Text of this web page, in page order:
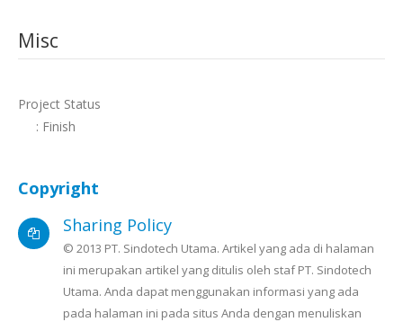
Misc
Project Status
: Finish
Copyright
Sharing Policy
© 2013 PT. Sindotech Utama. Artikel yang ada di halaman
ini merupakan artikel yang ditulis oleh staf PT. Sindotech
Utama. Anda dapat menggunakan informasi yang ada
pada halaman ini pada situs Anda dengan menuliskan